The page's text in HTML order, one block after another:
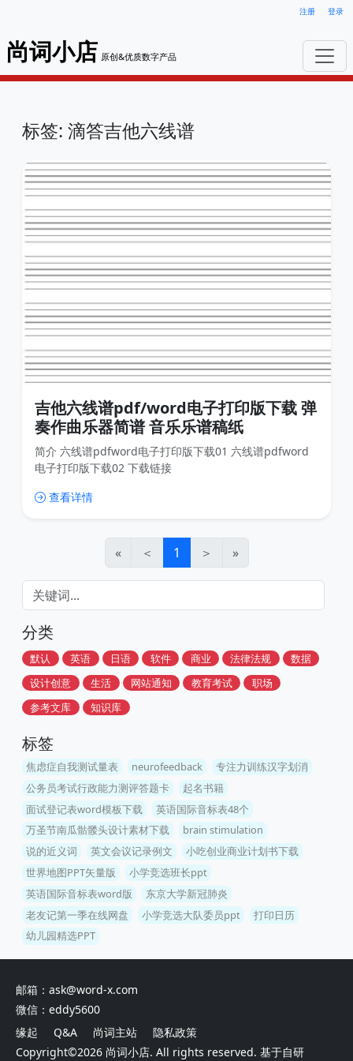
注册 登录
尚词小店 原创&优质数字产品
标签: 滴答吉他六线谱
吉他六线谱pdf/word电子打印版下载 弹
奏作曲乐器简谱 音乐乐谱稿纸
简介 六线谱pdfword电子打印版下载01 六线谱pdfword
电子打印版下载02 下载链接
查看详情
« ＜ 1 ＞ »
分类
默认 英语 日语 软件 商业 法律法规
数据
设计创意
生活 网站通知 教育考试
职场
参考文库
知识库
标签
焦虑症自我测试量表 neurofeedback
专注力训练汉字划消
公务员考试行政能力测评答题卡
起名书籍
面试登记表word模板下载
英语国际音标表48个
万圣节南瓜骷髅头设计素材下载
brain stimulation
说的近义词
英文会议记录例文
小吃创业商业计划书下载
世界地图PPT矢量版
小学竞选班长ppt
英语国际音标表word版
东京大学新冠肺炎
老友记第一季在线网盘
小学竞选大队委员ppt
打印日历
幼儿园精选PPT
邮箱：ask@word-x.com
微信：eddy5600
缘起
Q&A 尚词主站
隐私政策
Copyright©2026 尚词小店. All rights reserved. 基于自研